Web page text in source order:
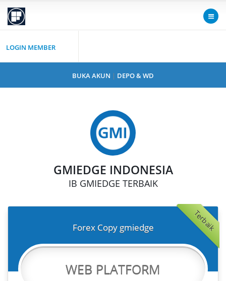
LOGIN MEMBER
BUKA AKUN | DEPO & WD
GMIEDGE INDONESIA
IB GMIEDGE TERBAIK
Terbaik
Forex Copy gmiedge
WEB PLATFORM